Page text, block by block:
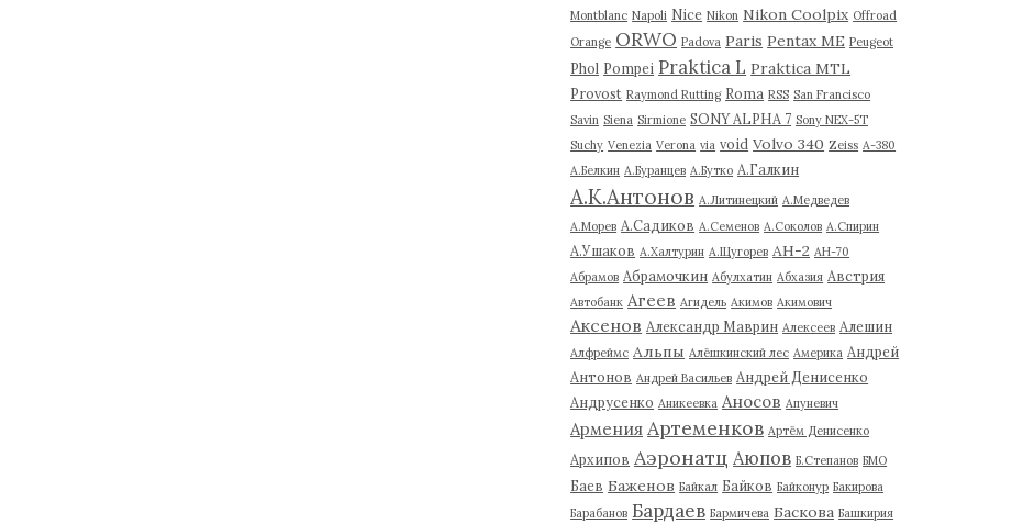
Montblanc Napoli Nice Nikon Nikon Coolpix Offroad
Orange ORWO Padova Paris Pentax ME Peugeot
Phol Pompei Praktica L Praktica MTL
Provost Raymond Rutting Roma RSS San Francisco
Savin Siena Sirmione SONY ALPHA 7 Sony NEX-5T
Suchy Venezia Verona via void Volvo 340 Zeiss А-380
А.Белкин А.Буранцев А.Бутко А.Галкин
А.К.Антонов А.Литинецкий А.Медведев
А.Морев А.Садиков А.Семенов А.Соколов А.Спирин
А.Ушаков А.Халтурин А.Щугорев АН-2 АН-70
Абрамов Абрамочкин Абулхатин Абхазия Австрия
Автобанк Агеев Агидель Акимов Акимович
Аксенов Александр Маврин Алексеев Алешин
Алфреймс Альпы Алёшкинский лес Америка Андрей
Антонов Андрей Васильев Андрей Денисенко
Андрусенко Аникеевка Аносов Апуневич
Армения Артеменков Артём Денисенко
Архипов Аэронатц Аюпов Б.Степанов БМО
Баев Баженов Байкал Байков Байконур Бакирова
Барабанов Бардаев Бармичева Баскова Башкирия